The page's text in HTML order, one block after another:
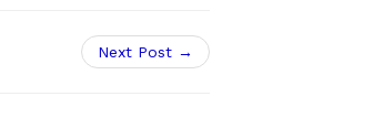
Next Post →